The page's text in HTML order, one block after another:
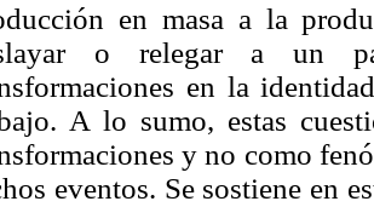
en masa a la
o relegar a un
en la
A lo sumo, estas
y no como
eventos. Se sostiene en